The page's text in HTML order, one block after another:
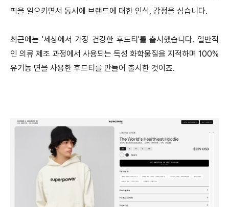
픽을 일으키면서 동시에 브랜드에 대한 인식, 감정을 심습니다.
최근에는 '세상에서 가장 건강한 후드티'를 출시했습니다. 일반적
인 의류 제조 과정에서 사용되는 독성 화학물질을 지적하며 100%
유기농 면을 사용한 후드티를 만들어 출시한 것이죠.